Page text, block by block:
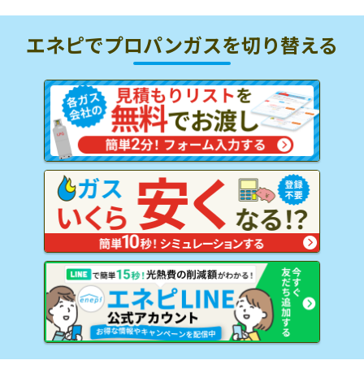
エネピでプロパンガスを切り替える